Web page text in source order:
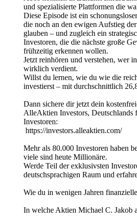
und spezialisierte Plattformen die
Diese Episode ist ein
die noch an den ewigen Aufstieg
glauben – und zugleich ein
Investoren, die die nächste große
frühzeitig erkennen wollen.
Jetzt reinhören und verstehen, wer
wirklich verdient.
Willst du lernen, wie du wie die
investierst – mit durchschnittlich
Dann sichere dir jetzt dein
AlleAktien Investors, Deutschlands
Investoren:
https://investors.alleaktien.com/
Mehr als 80.000 Investoren haben
viele sind heute Millionäre.
Werde Teil der exklusivsten
deutschsprachigen Raum und
Wie du in wenigen Jahren
In welche Aktien Michael C. Jakob